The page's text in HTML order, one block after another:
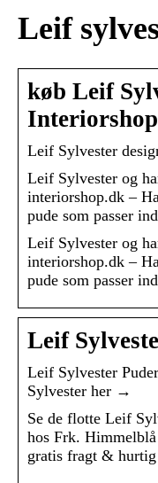
Leif
køb Leif
Leif Sylvester
Leif Sylvester og
interiorshop.dk –
pude som passer
Leif Sylvester og
interiorshop.dk –
pude som passer
Leif
Leif Sylvester
Sylvester her →
Se de flotte Leif
hos Frk.
gratis fragt &